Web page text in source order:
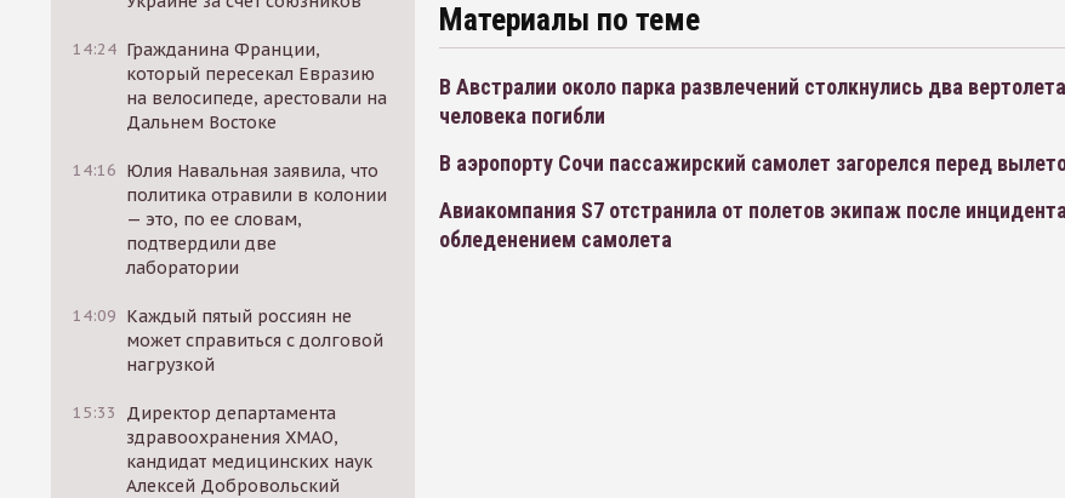
14:24 Гражданина Франции,
который пересекал Евразию
на велосипеде, арестовали на
Дальнем Востоке
14:16 Юлия Навальная заявила, что
политика отравили в колонии
— это, по ее словам,
подтвердили две
лаборатории
14:09 Каждый пятый россиян не
может справиться с долговой
нагрузкой
15:33
Директор департамента
здравоохранения ХМАО,
кандидат медицинских наук
Алексей Добровольский
Материалы по теме
В Австралии около парка развлечений столкнулись два
человека погибли
В аэропорту Сочи пассажирский самолет загорелся перед
Авиакомпания S7 отстранила от полетов экипаж после
обледенением самолета